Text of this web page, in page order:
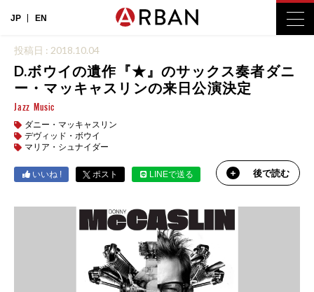
JP EN
投稿日 : 2018.10.04
D.ボウイの遺作『★』のサックス奏者ダニ
ー・マッキャスリンの来日公演決定
Jazz Music
ダニー・マッキャスリン
デヴィッド・ボウイ
マリア・シュナイダー
いいね ! ポスト LINEで送る 後で読む